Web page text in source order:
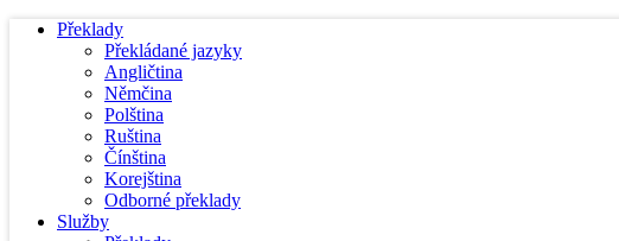
Překlady
Překládané jazyky
Angličtina
Němčina
Polština
Ruština
Čínština
Korejština
Odborné překlady
Služby